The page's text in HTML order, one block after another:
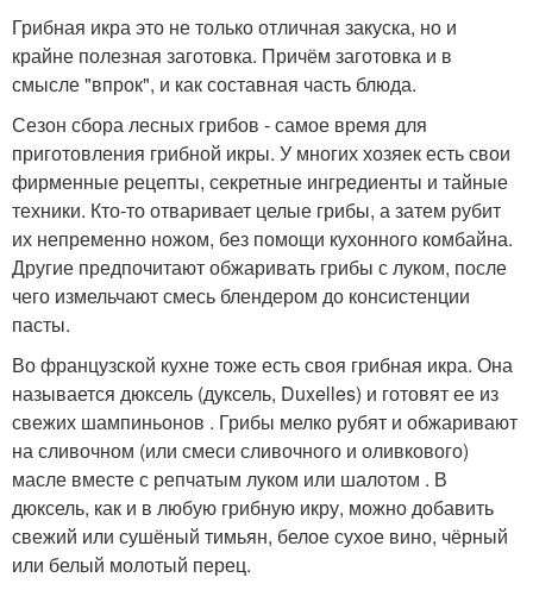
Грибная икра это не только отличная закуска, но и
крайне полезная заготовка. Причём заготовка и в
смысле "впрок", и как составная часть блюда.
Сезон сбора лесных грибов - самое время для
приготовления грибной икры. У многих хозяек есть свои
фирменные рецепты, секретные ингредиенты и тайные
техники. Кто-то отваривает целые грибы, а затем рубит
их непременно ножом, без помощи кухонного комбайна.
Другие предпочитают обжаривать грибы с луком, после
чего измельчают смесь блендером до консистенции
пасты.
Во французской кухне тоже есть своя грибная икра. Она
называется дюксель (дуксель, Duxelles) и готовят ее из
свежих шампиньонов . Грибы мелко рубят и обжаривают
на сливочном (или смеси сливочного и оливкового)
масле вместе с репчатым луком или шалотом . В
дюксель, как и в любую грибную икру, можно добавить
свежий или сушёный тимьян, белое сухое вино, чёрный
или белый молотый перец.